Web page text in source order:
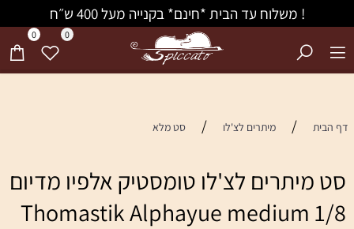
! משלוח עד הבית *חינם* בקנייה מעל 400 ש״ח
0 0
דף הבית / מיתרים לצ'לו / סט מלא
סט מיתרים לצ'לו טומסטיק אלפיו מדיום
1/8 Thomastik Alphayue medium